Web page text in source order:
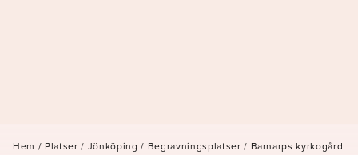
Hem / Platser / Jönköping / Begravningsplatser / Barnarps kyrkogård